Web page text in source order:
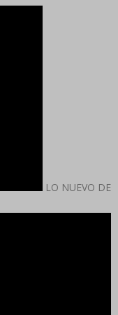
LO NUEVO DE